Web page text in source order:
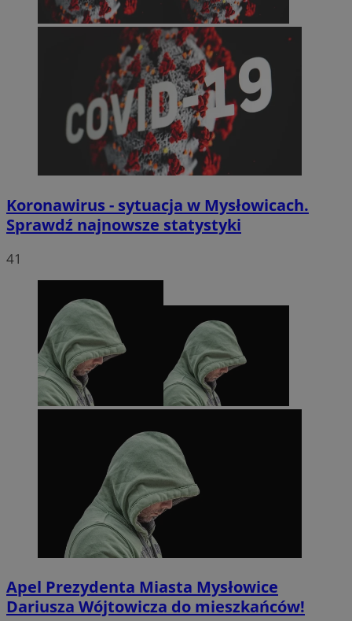
Koronawirus - sytuacja w Mysłowicach.
Sprawdź najnowsze statystyki
41
Apel Prezydenta Miasta Mysłowice
Dariusza Wójtowicza do mieszkańców!